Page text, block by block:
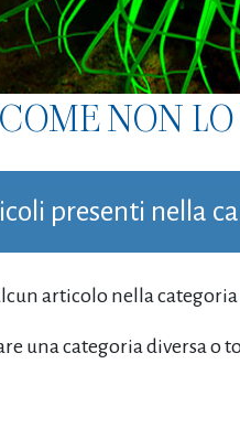
NON
presenti nella
articolo nella categoria
una categoria diversa o